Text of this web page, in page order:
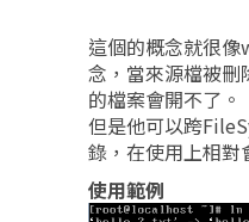
這個的概念就很
念，當來源檔被
的檔案會開不了。
但是他可以跨
錄，在使用上相對
使用範例